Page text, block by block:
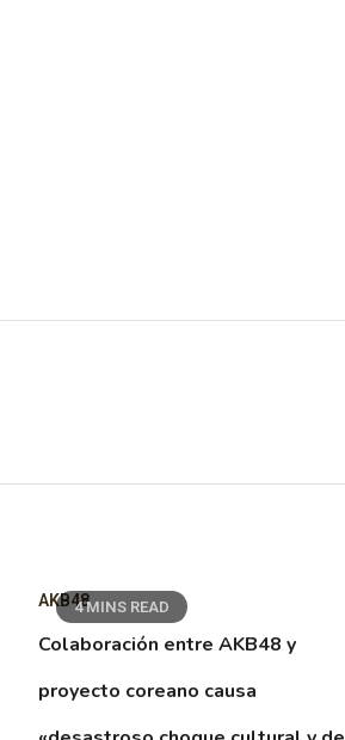
4 MINS READ
AKB48
Colaboración entre AKB48 y
proyecto coreano causa